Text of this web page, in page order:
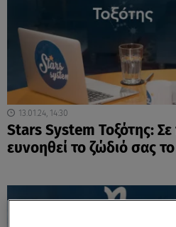
13.01.24, 14:30
Stars System Τοξότης: Σε
ευνοηθεί το ζώδιό σας